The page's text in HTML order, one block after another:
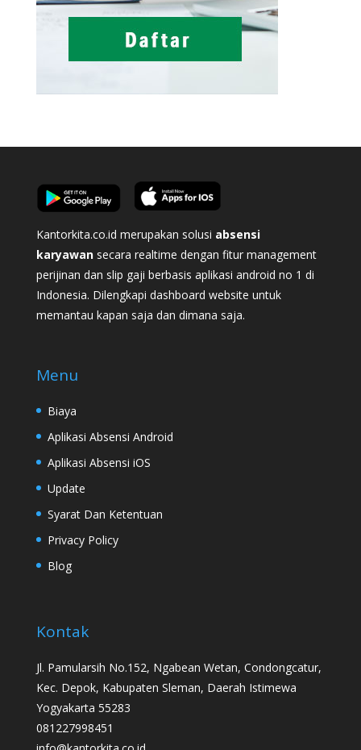
Kantorkita.co.id merupakan solusi absensi
karyawan secara realtime dengan fitur management
perijinan dan slip gaji berbasis aplikasi android no 1 di
Indonesia. Dilengkapi dashboard website untuk
memantau kapan saja dan dimana saja.
Menu
Biaya
Aplikasi Absensi Android
Aplikasi Absensi iOS
Update
Syarat Dan Ketentuan
Privacy Policy
Blog
Kontak
Jl. Pamularsih No.152, Ngabean Wetan, Condongcatur,
Kec. Depok, Kabupaten Sleman, Daerah Istimewa
Yogyakarta 55283
081227998451